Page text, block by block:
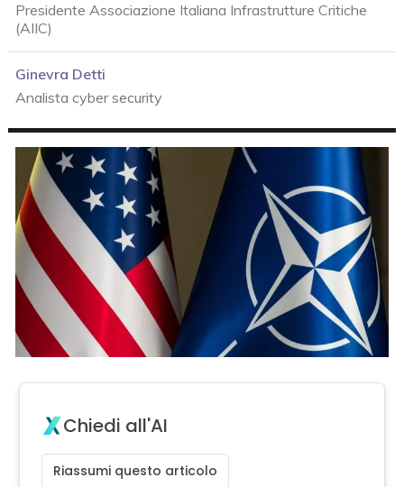
Presidente Associazione Italiana Infrastrutture Critiche
(AIIC)
Ginevra Detti
Analista cyber security
Chiedi all'AI
Riassumi questo articolo